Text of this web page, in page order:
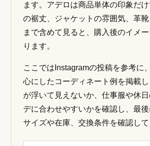
ます。アデロは商品単体の印象だ
の裾丈、ジャケットの雰囲気、革
まで含めて見ると、購入後のイメ
ります。
ここではInstagramの投稿を参考に
心にしたコーディネート例を掲載
が浮いて見えないか、仕事服や休
デに合わせやすいかを確認し、最
サイズや在庫、交換条件を確認して